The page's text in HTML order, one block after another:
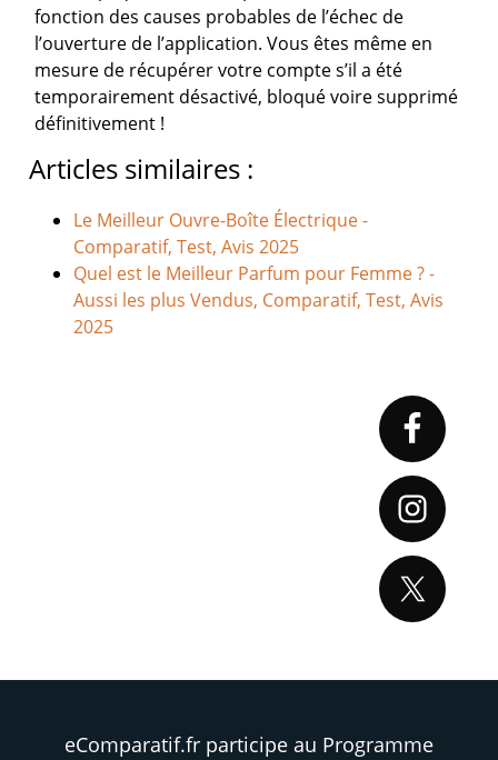
fonction des causes probables de l’échec de
l’ouverture de l’application. Vous êtes même en
mesure de récupérer votre compte s’il a été
temporairement désactivé, bloqué voire supprimé
définitivement !
Articles similaires :
Le Meilleur Ouvre-Boîte Électrique -
Comparatif, Test, Avis 2025
Quel est le Meilleur Parfum pour Femme ? -
Aussi les plus Vendus, Comparatif, Test, Avis
2025
Primary
Sidebar
eComparatif.fr participe au Programme